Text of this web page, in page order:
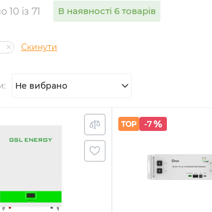
10 із 71 В наявності 6 товарів
Скинути
Не вибрано
-7